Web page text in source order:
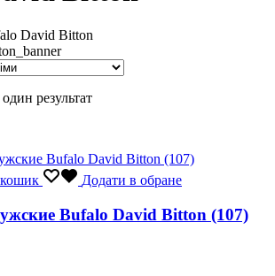
David Bitton
результат
Додати в обране
Bufalo David Bitton (107)